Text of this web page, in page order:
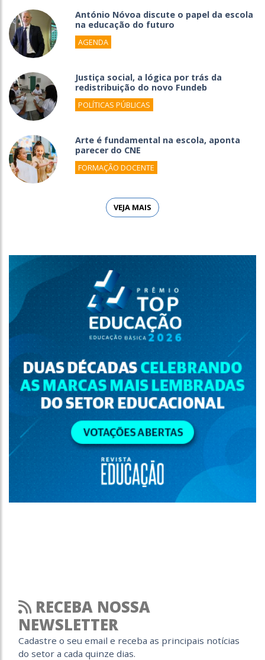
António Nóvoa discute o papel da escola
na educação do futuro
AGENDA
Justiça social, a lógica por trás da
redistribuição do novo Fundeb
POLÍTICAS PÚBLICAS
Arte é fundamental na escola, aponta
parecer do CNE
FORMAÇÃO DOCENTE
VEJA MAIS
RECEBA NOSSA
NEWSLETTER
Cadastre o seu email e receba as principais notícias
do setor a cada quinze dias.